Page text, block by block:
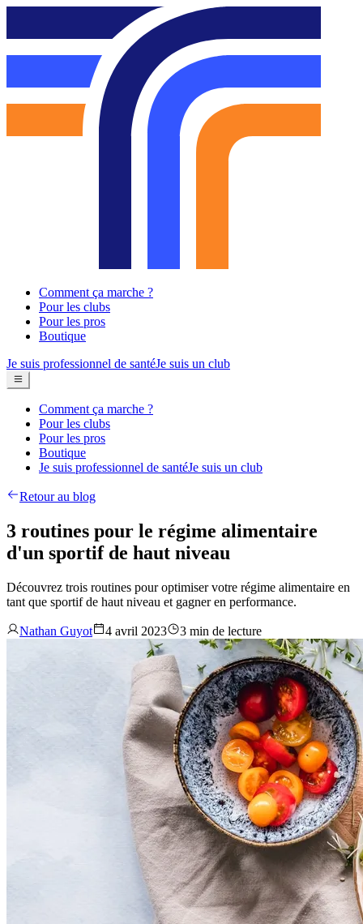
Comment ça marche ?
Pour les clubs
Pour les pros
Boutique
Je suis professionnel de santéJe suis un club
Comment ça marche ?
Pour les clubs
Pour les pros
Boutique
Je suis professionnel de santéJe suis un club
Retour au blog
3 routines pour le régime alimentaire
d'un sportif de haut niveau
Découvrez trois routines pour optimiser votre régime alimentaire en
tant que sportif de haut niveau et gagner en performance.
Nathan Guyot 4 avril 2023 3 min de lecture